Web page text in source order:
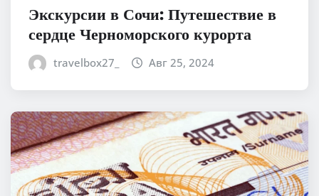
Экскурсии в Сочи: Путешествие в
сердце Черноморского курорта
travelbox27_ Авг 25, 2024